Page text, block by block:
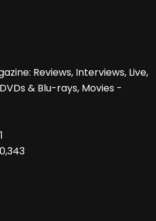
Reviews, Interviews, Live,
& Blu-rays, Movies -